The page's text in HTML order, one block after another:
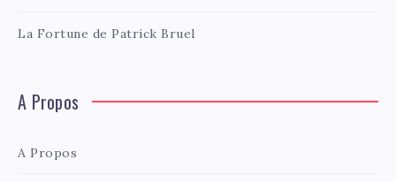
La Fortune de Patrick Bruel
A Propos
A Propos